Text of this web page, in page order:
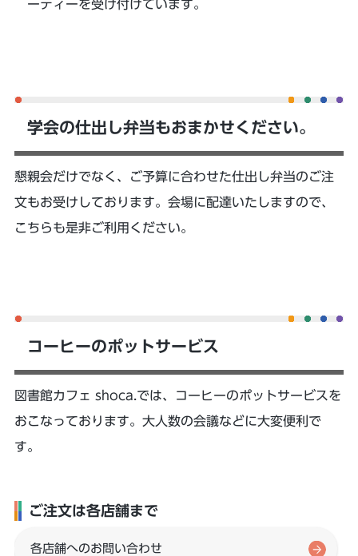
ーティーを受け付けています。
学会の仕出し弁当もおまかせください。
懇親会だけでなく、ご予算に合わせた仕出し弁当のご注
文もお受けしております。会場に配達いたしますので、
こちらも是非ご利用ください。
コーヒーのポットサービス
図書館カフェ shoca.では、コーヒーのポットサービスを
おこなっております。大人数の会議などに大変便利で
す。
ご注文は各店舗まで
各店舗へのお問い合わせ